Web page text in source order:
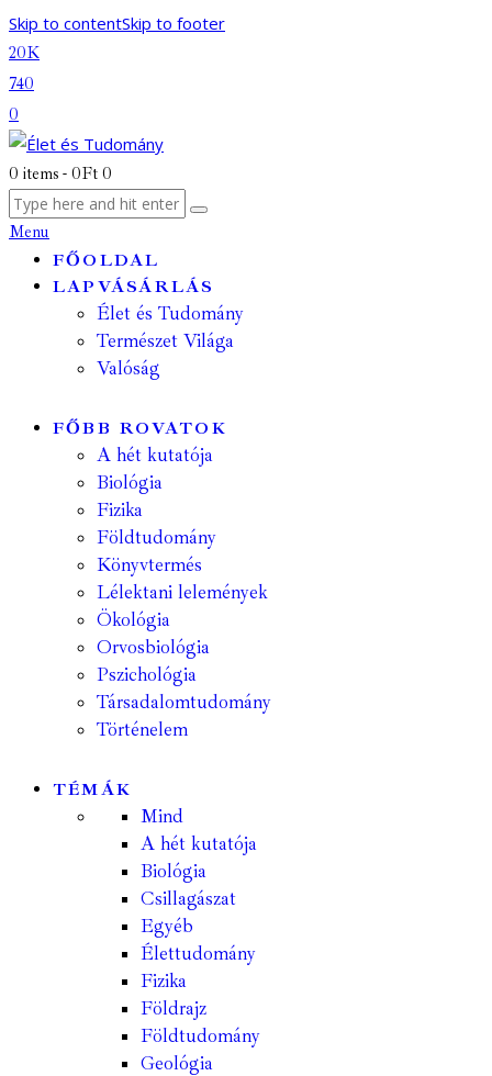
Skip to contentSkip to footer
20K
740
0
0 items - 0Ft 0
Menu
FŐOLDAL
LAPVÁSÁRLÁS
Élet és Tudomány
Természet Világa
Valóság
FŐBB ROVATOK
A hét kutatója
Biológia
Fizika
Földtudomány
Könyvtermés
Lélektani lelemények
Ökológia
Orvosbiológia
Pszichológia
Társadalomtudomány
Történelem
TÉMÁK
Mind
A hét kutatója
Biológia
Csillagászat
Egyéb
Élettudomány
Fizika
Földrajz
Földtudomány
Geológia